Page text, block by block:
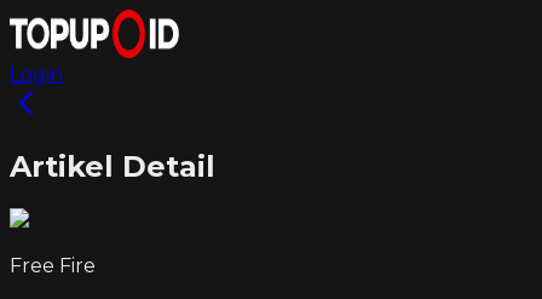
Login
Artikel Detail
Free Fire